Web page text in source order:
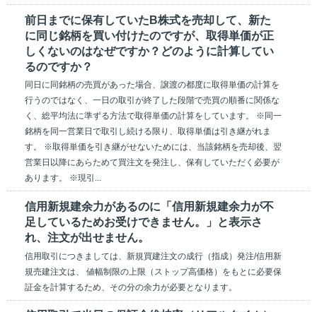
前日までに保有していたB株式を売却して、新た
に同じ銘柄を買い付けたのですが、取得単価が正
しくないのはなぜですか？どのように計算してい
るのですか？
同日に同銘柄の売買があった場合、譲渡の都度に取得単価の計算を
行うのではなく、一日の取引が終了した段階で売買の順番に関係な
く、総平均法に準ずる方法で取得単価の計算をしています。 ※同一
銘柄を同一営業日で取引し続ける限り、取得単価は引き継がれま
す。 ※取得単価を引き継がせないためには、当該銘柄を売却後、翌
営業日以降にあらためて買注文を発注し、保有していただく必要が
あります。 ※現引...
信用新規建余力があるのに「信用新規建余力が不
足しているためお受けできません。」と表示さ
れ、注文が出せません。
信用取引につきましては、新規買建注文の成行（指成）発注/信用新
規売建注文は、 値幅制限の上限（ストップ高価格）をもとに必要保
証金を計算するため、その分の余力が必要となります。